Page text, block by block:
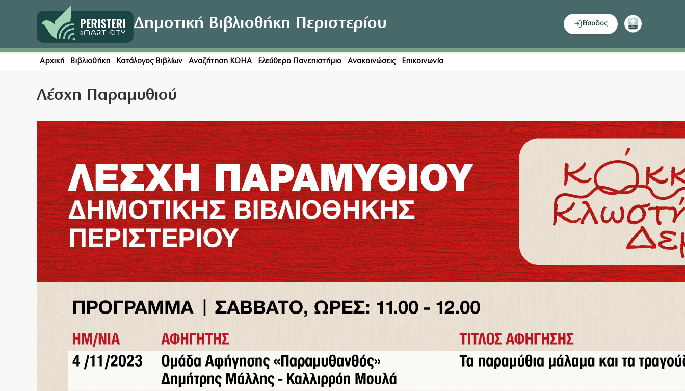
Δημοτική Βιβλιοθήκη Περιστερίου Είσοδος
Αρχική Βιβλιοθήκη Κατάλογος Βιβλίων Αναζήτηση KOHA Ελεύθερο Πανεπιστήμιο Ανακοινώσεις Επικοινωνία
Λέσχη Παραμυθιού